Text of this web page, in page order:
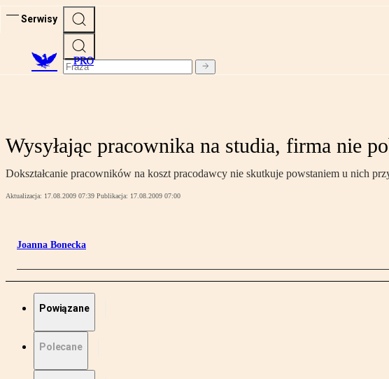
Serwisy
PRO
Wysyłając pracownika na studia, firma nie
Dokształcanie pracowników na koszt pracodawcy nie skutkuje powstaniem u nich
Aktualizacja: 17.08.2009 07:39 Publikacja: 17.08.2009 07:00
Joanna Bonecka
Powiązane
Polecane